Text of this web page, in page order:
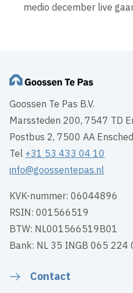
medio december live
Goossen Te Pas B.V.
Marssteden 200, 7547 TD
Postbus 2, 7500 AA
Tel +31 53 433 04 10
info@goossentepas.nl
KVK-nummer: 06044896
RSIN: 001566519
BTW: NL001566519B01
Bank: NL 35 INGB 065 224
Contact